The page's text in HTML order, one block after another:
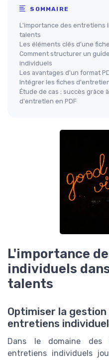
SOMMAIRE
L'importance des entretiens
talents
Les éléments clés d'une
Comment structurer un
individuels
Les avantages d'un format
Intégrer les fiches
Étude de cas : succès grâce
d'entretien en PDF
L'importance
individuels
talents
Optimiser la
entretiens
Dans le domaine des
entretiens individuels